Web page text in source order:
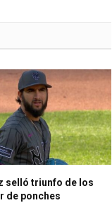
selló triunfo de los
de ponches